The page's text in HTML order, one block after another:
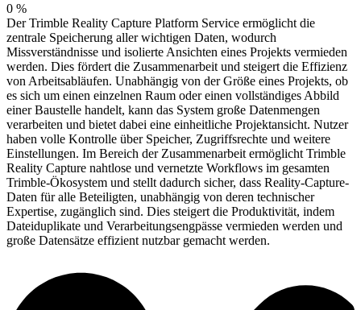
0 %
Der Trimble Reality Capture Platform Service ermöglicht die
zentrale Speicherung aller wichtigen Daten, wodurch
Missverständnisse und isolierte Ansichten eines Projekts vermieden
werden. Dies fördert die Zusammenarbeit und steigert die Effizienz
von Arbeitsabläufen. Unabhängig von der Größe eines Projekts, ob
es sich um einen einzelnen Raum oder einen vollständiges Abbild
einer Baustelle handelt, kann das System große Datenmengen
verarbeiten und bietet dabei eine einheitliche Projektansicht. Nutzer
haben volle Kontrolle über Speicher, Zugriffsrechte und weitere
Einstellungen. Im Bereich der Zusammenarbeit ermöglicht Trimble
Reality Capture nahtlose und vernetzte Workflows im gesamten
Trimble-Ökosystem und stellt dadurch sicher, dass Reality-Capture-
Daten für alle Beteiligten, unabhängig von deren technischer
Expertise, zugänglich sind. Dies steigert die Produktivität, indem
Dateiduplikate und Verarbeitungsengpässe vermieden werden und
große Datensätze effizient nutzbar gemacht werden.